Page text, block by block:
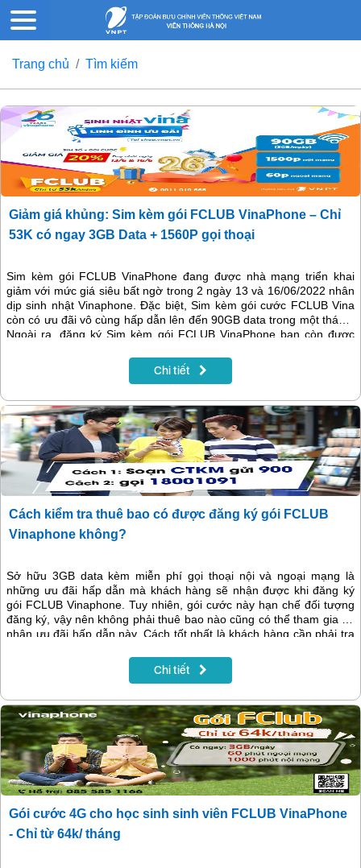
Trang chủ Tìm kiếm
Giảm giá khủng: Sim kèm gói FCLUB VinaPhone – Chỉ
53K có ngay 3GB Data + 1560P gọi thoại
Sim kèm gói FCLUB VinaPhone đang được nhà mạng triển khai
giảm với mức giá siêu bất ngờ trong 2 ngày 13 và 16/06/2022 nhân
dịp sinh nhật Vinaphone. Đặc biệt, Sim kèm gói cước FCLUB Vina
còn có ưu đãi vô cùng hấp dẫn lên đến 90GB data trong một tháng.
Ngoài ra, đăng ký Sim kèm gói FCLUB VinaPhone bạn còn được
53.000đ/tháng bạn sẽ sở hữu ngay combo ưu đãi như trên.
Chi tiết
Cách kiểm tra thuê bao có được đăng ký gói FCLUB
Vinaphone không?
Sở hữu 3GB data kèm miễn phí gọi thoại nội và ngoại mạng là
những ưu đãi hấp dẫn mà khách hàng sẽ nhận được khi đăng ký
gói FCLUB Vinaphone. Tuy nhiên, gói cước này hạn chế đối tượng
đăng ký, vậy nên không phải thuê bao nào cũng có thể tham gia để
nhận ưu đãi hấp dẫn này. Cách tốt nhất là khách hàng cần phải tra
Chi tiết
Gói cước 4G cho học sinh sinh viên FCLUB VinaPhone
- Chỉ từ 64k/ tháng